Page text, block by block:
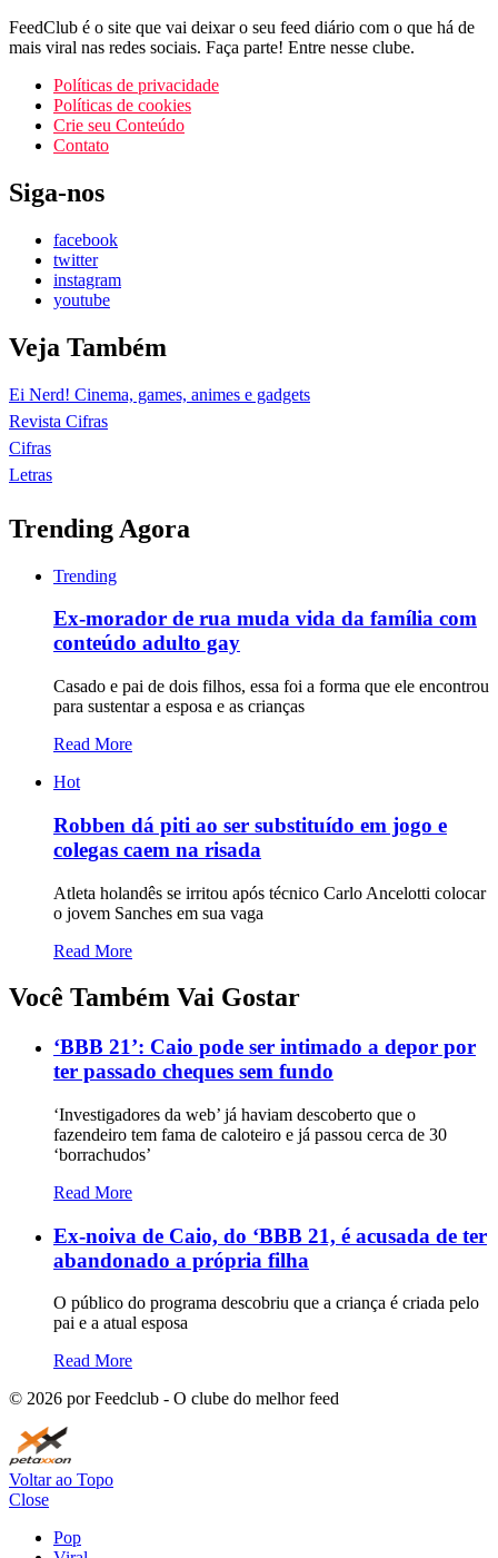
FeedClub é o site que vai deixar o seu feed diário com o que há de
mais viral nas redes sociais. Faça parte! Entre nesse clube.
Políticas de privacidade
Políticas de cookies
Crie seu Conteúdo
Contato
Siga-nos
facebook
twitter
instagram
youtube
Veja Também
Ei Nerd! Cinema, games, animes e gadgets
Revista Cifras
Cifras
Letras
Trending Agora
Trending
Ex-morador de rua muda vida da família com
conteúdo adulto gay
Casado e pai de dois filhos, essa foi a forma que ele encontrou
para sustentar a esposa e as crianças
Read More
Hot
Robben dá piti ao ser substituído em jogo e
colegas caem na risada
Atleta holandês se irritou após técnico Carlo Ancelotti colocar
o jovem Sanches em sua vaga
Read More
Você Também Vai Gostar
‘BBB 21’: Caio pode ser intimado a depor por
ter passado cheques sem fundo
‘Investigadores da web’ já haviam descoberto que o
fazendeiro tem fama de caloteiro e já passou cerca de 30
‘borrachudos’
Read More
Ex-noiva de Caio, do ‘BBB 21, é acusada de ter
abandonado a própria filha
O público do programa descobriu que a criança é criada pelo
pai e a atual esposa
Read More
© 2026 por Feedclub - O clube do melhor feed
Voltar ao Topo
Close
Pop